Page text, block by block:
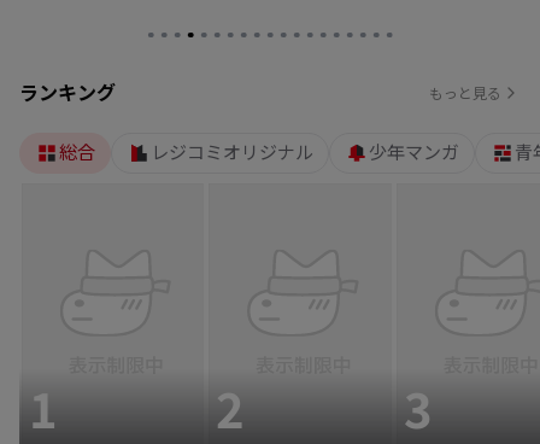
ランキング もっと見る
総合 レジコミオリジナル 少年マンガ 青
1 2 3